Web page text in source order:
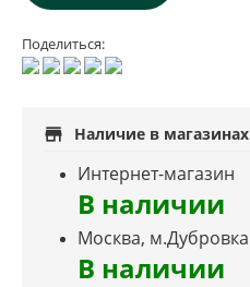
Поделиться:
store Наличие в магазинах
Интернет-магазин
В наличии
Москва, м.Дубровка
В наличии